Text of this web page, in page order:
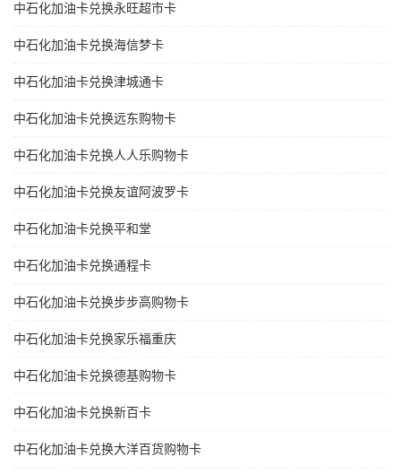
中石化加油卡兑换永旺超市卡
中石化加油卡兑换海信梦卡
中石化加油卡兑换津城通卡
中石化加油卡兑换远东购物卡
中石化加油卡兑换人人乐购物卡
中石化加油卡兑换友谊阿波罗卡
中石化加油卡兑换平和堂
中石化加油卡兑换通程卡
中石化加油卡兑换步步高购物卡
中石化加油卡兑换家乐福重庆
中石化加油卡兑换德基购物卡
中石化加油卡兑换新百卡
中石化加油卡兑换大洋百货购物卡